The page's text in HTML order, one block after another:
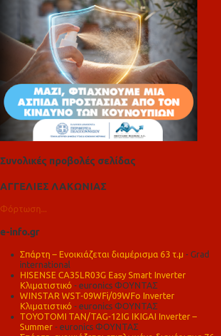
Συνολικές προβολές σελίδας
ΑΓΓΕΛΙΕΣ ΛΑΚΩΝΙΑΣ
Φόρτωση...
e-info.gr
Σπάρτη – Ενοικιάζεται διαμέρισμα 63 τ.μ - Grad
international
HISENSE CA35LR03G Easy Smart Inverter
Κλιματιστικό - euronics ΦΟΥΝΤΑΣ
WINSTAR WST-09WFi/09WFo Inverter
Κλιματιστικό - euronics ΦΟΥΝΤΑΣ
TOYOTOMI TAN/TAG-12IG IKIGAI Inverter –
Summer - euronics ΦΟΥΝΤΑΣ